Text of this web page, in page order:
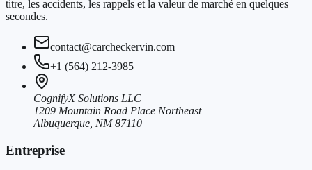
titre, les accidents, les rappels et la valeur de marché en quelques
secondes.
contact@carcheckervin.com
+1 (564) 212-3985
CognifyX Solutions LLC
1209 Mountain Road Place Northeast
Albuquerque, NM 87110
Entreprise